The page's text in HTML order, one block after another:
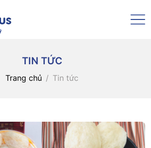
TIN TỨC
Trang chủ Tin tức